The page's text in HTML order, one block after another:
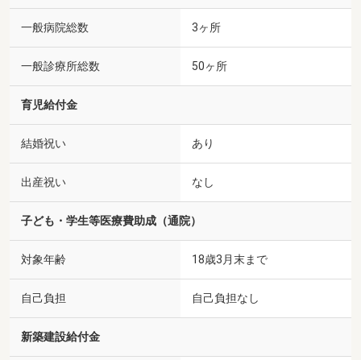
一般病院総数 3ヶ所
一般診療所総数 50ヶ所
育児給付金
結婚祝い あり
出産祝い なし
子ども・学生等医療費助成（通院）
対象年齢 18歳3月末まで
自己負担 自己負担なし
新築建設給付金